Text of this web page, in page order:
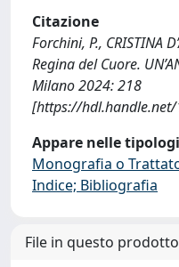
Citazione
Forchini, P., CRISTINA
Regina del Cuore.
Milano 2024: 218
[https://
Appare nelle
Monografia o
Indice; Bibliografia
File in questo